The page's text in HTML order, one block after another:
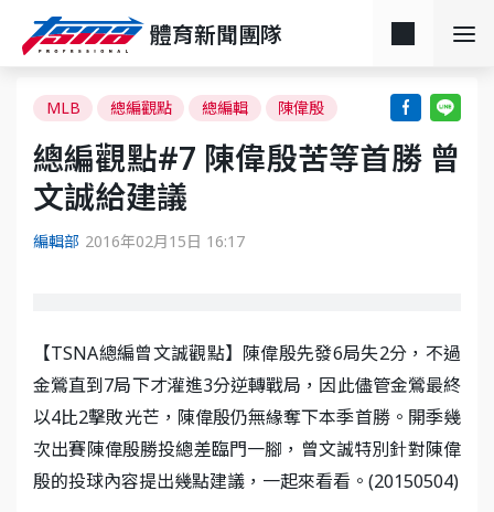
體育新聞團隊
MLB 總編觀點 總編輯 陳偉殷
總編觀點#7 陳偉殷苦等首勝 曾
文誠給建議
編輯部 2016年02月15日 16:17
【TSNA總編曾文誠觀點】陳偉殷先發6局失2分，不過
金鶯直到7局下才灌進3分逆轉戰局，因此儘管金鶯最終
以4比2擊敗光芒，陳偉殷仍無緣奪下本季首勝。開季幾
次出賽陳偉殷勝投總差臨門一腳，曾文誠特別針對陳偉
殷的投球內容提出幾點建議，一起來看看。(20150504)